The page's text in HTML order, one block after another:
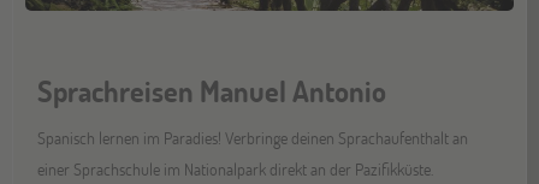
Sprachreisen Manuel Antonio
Spanisch lernen im Paradies! Verbringe deinen Sprachaufenthalt an
einer Sprachschule im Nationalpark direkt an der Pazifikküste.